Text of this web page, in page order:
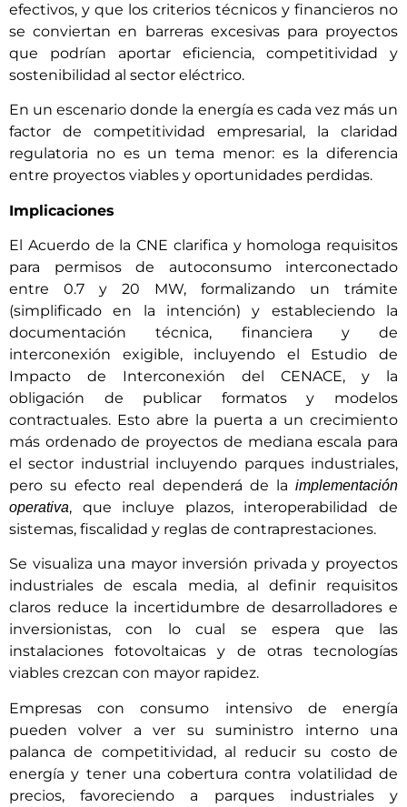
efectivos, y que los criterios técnicos y financieros no
se conviertan en barreras excesivas para proyectos
que podrían aportar eficiencia, competitividad y
sostenibilidad al sector eléctrico.
En un escenario donde la energía es cada vez más un
factor de competitividad empresarial, la claridad
regulatoria no es un tema menor: es la diferencia
entre proyectos viables y oportunidades perdidas.
Implicaciones
El Acuerdo de la CNE clarifica y homologa requisitos
para permisos de autoconsumo interconectado
entre 0.7 y 20 MW, formalizando un trámite
(simplificado en la intención) y estableciendo la
documentación técnica, financiera y de
interconexión exigible, incluyendo el Estudio de
Impacto de Interconexión del CENACE, y la
obligación de publicar formatos y modelos
contractuales. Esto abre la puerta a un crecimiento
más ordenado de proyectos de mediana escala para
el sector industrial incluyendo parques industriales,
pero su efecto real dependerá de la implementación
operativa, que incluye plazos, interoperabilidad de
sistemas, fiscalidad y reglas de contraprestaciones.
Se visualiza una mayor inversión privada y proyectos
industriales de escala media, al definir requisitos
claros reduce la incertidumbre de desarrolladores e
inversionistas, con lo cual se espera que las
instalaciones fotovoltaicas y de otras tecnologías
viables crezcan con mayor rapidez.
Empresas con consumo intensivo de energía
pueden volver a ver su suministro interno una
palanca de competitividad, al reducir su costo de
energía y tener una cobertura contra volatilidad de
precios, favoreciendo a parques industriales y